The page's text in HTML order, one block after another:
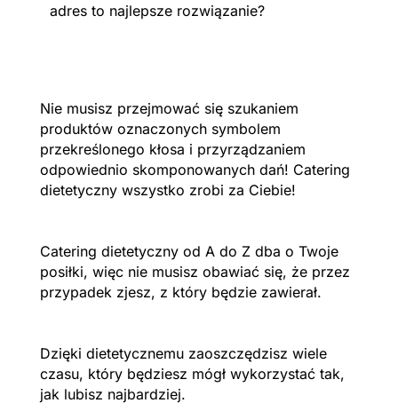
adres to najlepsze rozwiązanie?
Nie musisz przejmować się szukaniem
produktów oznaczonych symbolem
przekreślonego kłosa i przyrządzaniem
odpowiednio skomponowanych dań! Catering
dietetyczny wszystko zrobi za Ciebie!
Catering dietetyczny od A do Z dba o Twoje
posiłki, więc nie musisz obawiać się, że przez
przypadek zjesz, z który będzie zawierał.
Dzięki dietetycznemu zaoszczędzisz wiele
czasu, który będziesz mógł wykorzystać tak,
jak lubisz najbardziej.